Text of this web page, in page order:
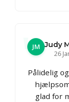
JM Judy
26
Pålidelig
glad for